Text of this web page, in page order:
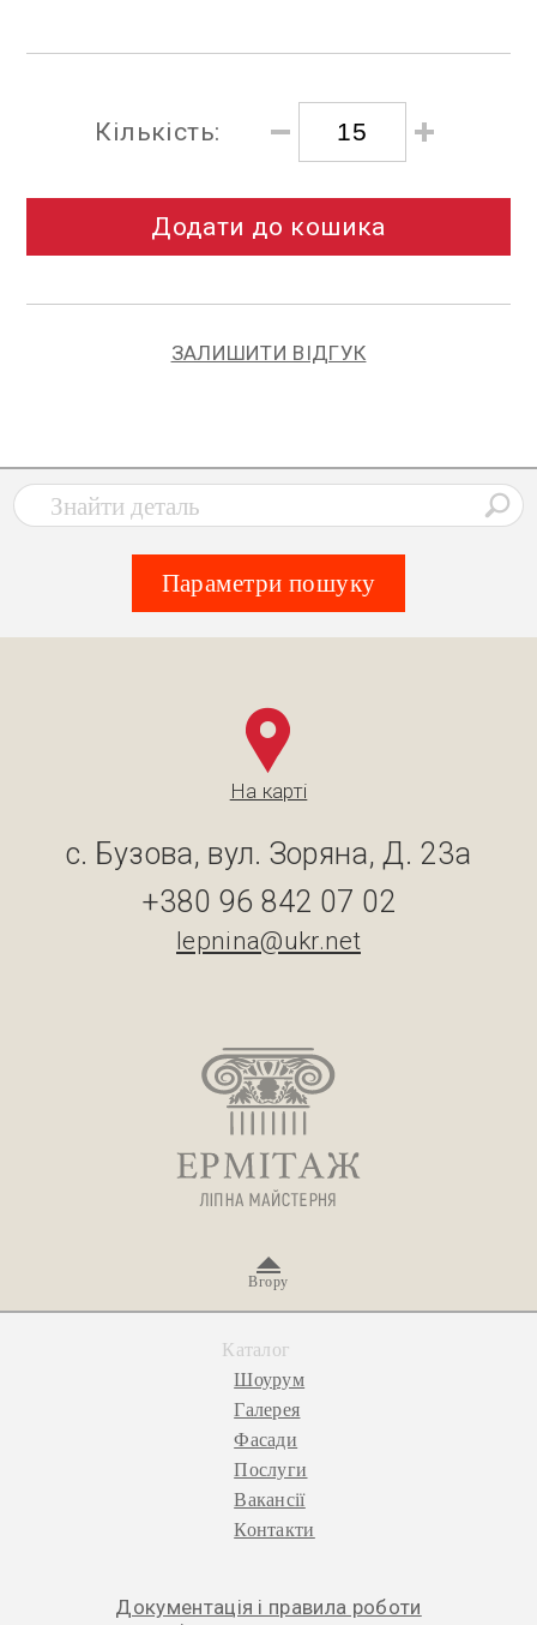
Кількість:
Додати до кошика
ЗАЛИШИТИ ВІДГУК
Параметри пошуку
На карті
с. Бузова, вул. Зоряна, Д. 23а
+380 96 842 07 02
lepnina@ukr.net
Вгору
Каталог
Шоурум
Галерея
Фасади
Послуги
Вакансії
Контакти
Документація і правила роботи